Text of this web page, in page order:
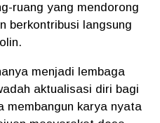
ruang yang mendorong
berkontribusi langsung
menjadi lembaga
aktualisasi diri bagi
membangun karya nyata